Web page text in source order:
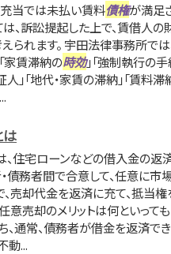
充当では未払い賃料債権が満足
、訴訟提起した上で、賃借人
られます。 宇田法律事務所では
家賃滞納の時効」「強制執行の手
」「地代・家賃の滞納」「賃料
、住宅ローンなどの借入金の返
債務者間で合意して、任意に
売却代金を返済に充て、抵当権
任意売却のメリットは何といって
、通常、債務者が借金を返済で
動...